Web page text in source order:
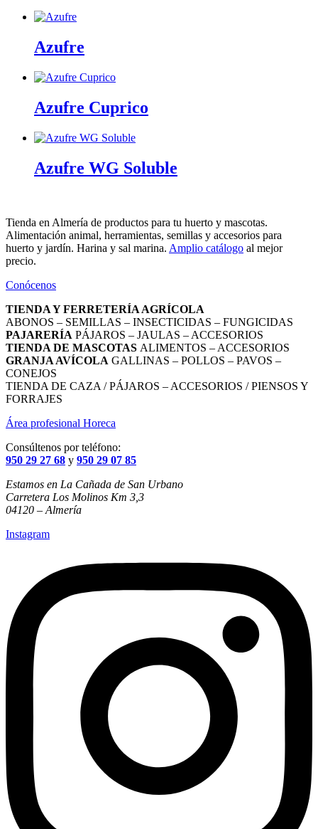
Azufre
Azufre Cuprico
Azufre WG Soluble
Tienda en Almería de productos para tu huerto y mascotas.
Alimentación animal, herramientas, semillas y accesorios para
huerto y jardín. Harina y sal marina. Amplio catálogo al mejor
precio.
Conócenos
TIENDA Y FERRETERÍA AGRÍCOLA
ABONOS – SEMILLAS – INSECTICIDAS – FUNGICIDAS
PAJARERÍA PÁJAROS – JAULAS – ACCESORIOS
TIENDA DE MASCOTAS ALIMENTOS – ACCESORIOS
GRANJA AVÍCOLA GALLINAS – POLLOS – PAVOS –
CONEJOS
TIENDA DE CAZA / PÁJAROS – ACCESORIOS / PIENSOS Y
FORRAJES
Área profesional Horeca
Consúltenos por teléfono:
950 29 27 68 y 950 29 07 85
Estamos en La Cañada de San Urbano
Carretera Los Molinos Km 3,3
04120 – Almería
Instagram